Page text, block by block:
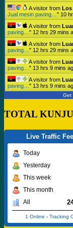
A visitor from Los
Jual mesin paving… " 10
A visitor from
paving… " 12 hrs 29 mins
A visitor from
paving… " 12 hrs 29 mins
A visitor from
paving… " 13 hrs 9 mins
A visitor from
paving… " 13 hrs 9 mins
Get
TOTAL
Live Traffic
Today
Yesterday
This week
This month
All
1 Online - Tracking